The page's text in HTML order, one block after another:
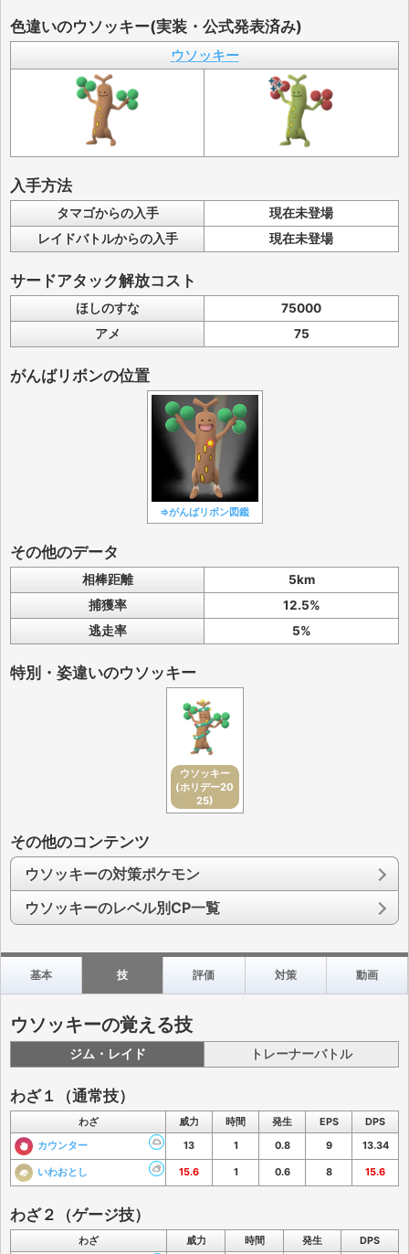
色違いのウソッキー(実装・公式発表済み)
ウソッキー
入手方法
タマゴからの入手
現在未登場
レイドバトルからの入手
現在未登場
サードアタック解放コスト
ほしのすな
75000
アメ
75
がんばリボンの位置
⇒がんばリボン図鑑
その他のデータ
相棒距離
5km
捕獲率
12.5%
逃走率
5%
特別・姿違いのウソッキー
ウソッキー
(ホリデー20
25)
その他のコンテンツ
ウソッキーの対策ポケモン
ウソッキーのレベル別CP一覧
基本 技 評価 対策 動画
ウソッキーの覚える技
ジム・レイド トレーナーバトル
わざ１（通常技）
わざ 威力 時間 発生 EPS
DPS
カウンター
13 1 0.8 9 13.34
いわおとし 15.6 1 0.6 8 15.6
わざ２（ゲージ技）
わざ 威力 時間 発生
DPS